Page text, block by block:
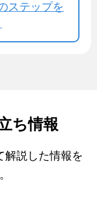
ステップを
ち情報
解説した情報を